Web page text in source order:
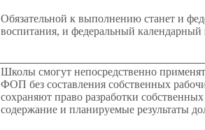
Обязательной к выполнению станет и
воспитания, и федеральный календарный
Школы смогут непосредственно
ФОП без составления собственных
сохраняют право разработки
содержание и планируемые результаты